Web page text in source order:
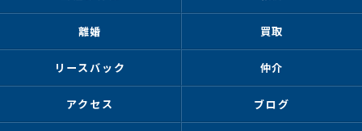
離婚 買取
リースバック 仲介
アクセス ブログ